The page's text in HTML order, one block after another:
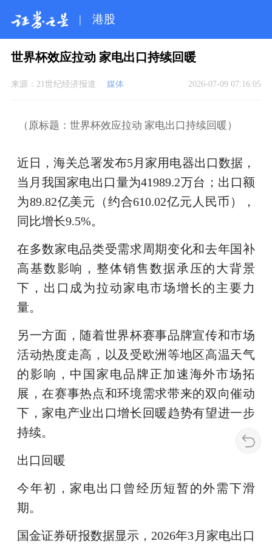
| 港股
世界杯效应拉动 家电出口持续回暖
来源： 21世纪经济报道 媒体 2026-07-09 07:16:05
（原标题：世界杯效应拉动 家电出口持续回暖）
近日，海关总署发布5月家用电器出口数据，
当月我国家电出口量为41989.2万台；出口额
为89.82亿美元（约合610.02亿元人民币），
同比增长9.5%。
在多数家电品类受需求周期变化和去年国补
高基数影响，整体销售数据承压的大背景
下，出口成为拉动家电市场增长的主要力
量。
另一方面，随着世界杯赛事品牌宣传和市场
活动热度走高，以及受欧洲等地区高温天气
的影响，中国家电品牌正加速海外市场拓
展，在赛事热点和环境需求带来的双向催动
下，家电产业出口增长回暖趋势有望进一步
持续。
出口回暖
今年初，家电出口曾经历短暂的外需下滑
期。
国金证券研报数据显示，2026年3月家电出口